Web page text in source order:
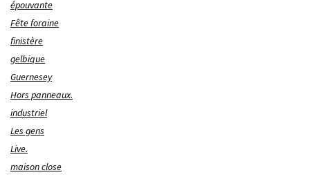
épouvante
Fête foraine
finistère
gelbique
Guernesey
Hors panneaux.
industriel
Les gens
Live.
maison close